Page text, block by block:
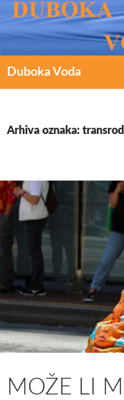
Duboka Voda
Pretraži
Arhiva oznaka:
MOŽE LI